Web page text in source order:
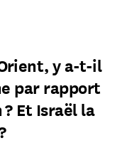
y a-t-il
par rapport
Et Israël la